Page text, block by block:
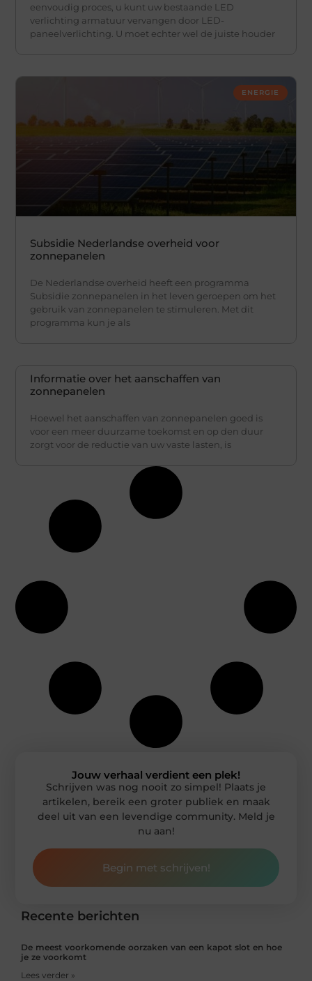
eenvoudig proces, u kunt uw bestaande LED
verlichting armatuur vervangen door LED-
paneelverlichting. U moet echter wel de juiste houder
ENERGIE
Subsidie Nederlandse overheid voor
zonnepanelen
De Nederlandse overheid heeft een programma
Subsidie ​​zonnepanelen in het leven geroepen om het
gebruik van zonnepanelen te stimuleren. Met dit
programma kun je als
Informatie over het aanschaffen van
zonnepanelen
Hoewel het aanschaffen van zonnepanelen goed is
voor een meer duurzame toekomst en op den duur
zorgt voor de reductie van uw vaste lasten, is
Recente berichten
De meest voorkomende oorzaken van een kapot slot en hoe
je ze voorkomt
Lees verder »
Jouw verhaal verdient een plek!
Schrijven was nog nooit zo simpel! Plaats je
artikelen, bereik een groter publiek en maak
deel uit van een levendige community. Meld je
nu aan!
Begin met schrijven!